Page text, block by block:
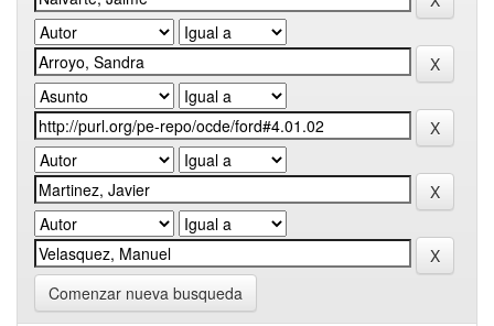
Comenzar nueva busqueda